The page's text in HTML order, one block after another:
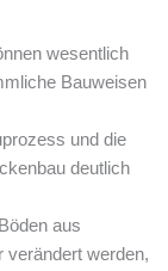
wesentlich
Bauweisen
und die
deutlich
aus
verändert werden,